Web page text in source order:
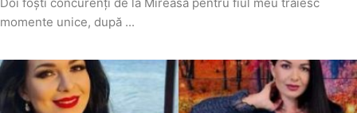
momente unice, după ...